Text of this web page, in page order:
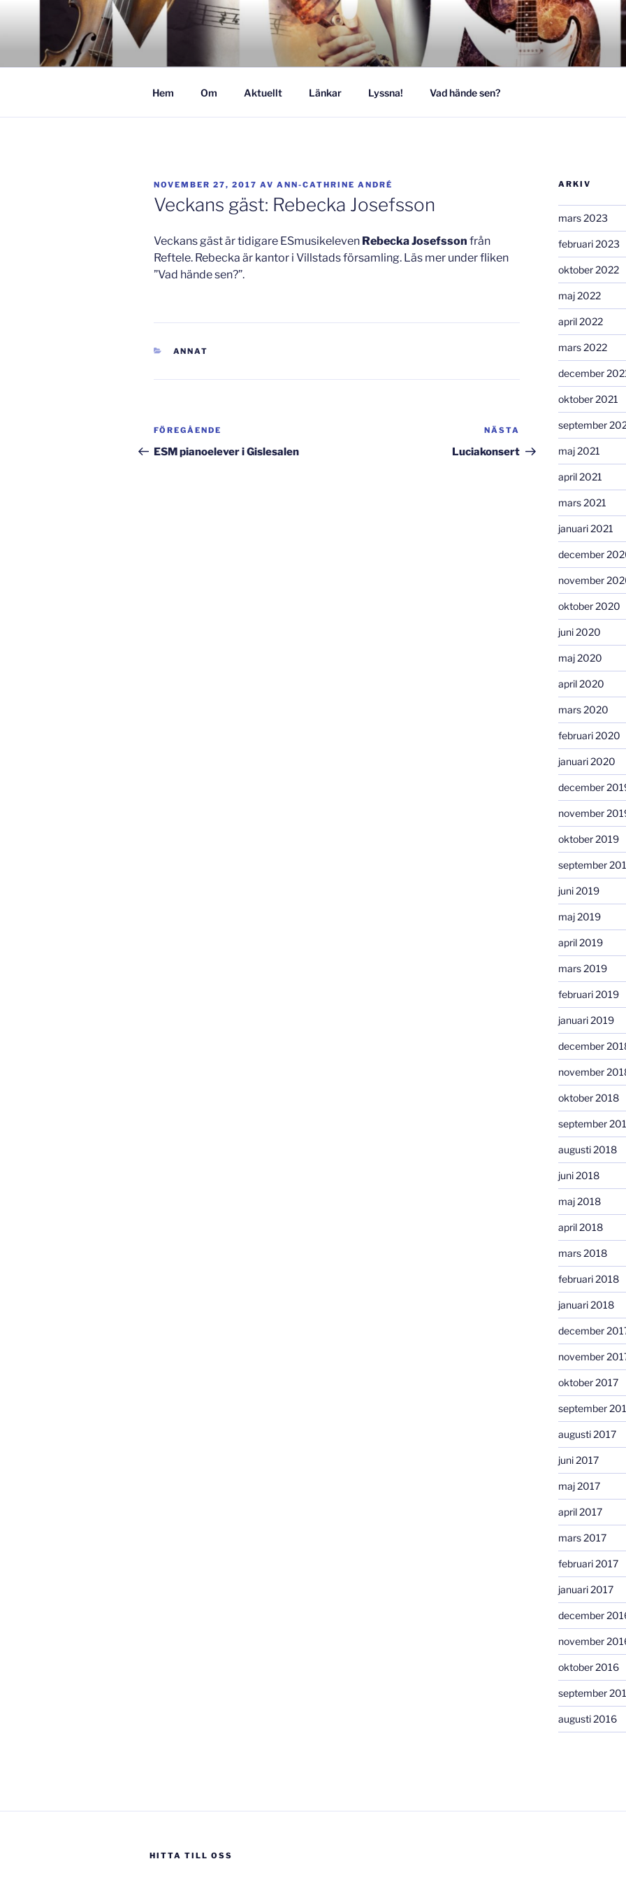
GISLAVEDMUSIKESTET
Hem Om Aktuellt Länkar Lyssna! Vad hände sen?
PUBLICERAT
NOVEMBER 27, 2017 AV ANN-CATHRINE ANDRÉ
Veckans gäst: Rebecka Josefsson
Veckans gäst är tidigare ESmusikeleven Rebecka Josefsson från
Reftele. Rebecka är kantor i Villstads församling. Läs mer under fliken
”Vad hände sen?”.
KATEGORIER
ANNAT
Inläggsnavigering
Föregående
inlägg
FÖREGÅENDE
ESM pianoelever i Gislesalen
inlägg
NÄSTA
Luciakonsert
ARKIV
mars 2023
februari 2023
oktober 2022
maj 2022
april 2022
mars 2022
december
oktober 2021
september
maj 2021
april 2021
mars 2021
januari 2021
december
november
oktober 2020
juni 2020
maj 2020
april 2020
mars 2020
februari 2020
januari 2020
december
november
oktober 2019
september
juni 2019
maj 2019
april 2019
mars 2019
februari 2019
januari 2019
december
november
oktober 2018
september
augusti 2018
juni 2018
maj 2018
april 2018
mars 2018
februari 2018
januari 2018
december
november
oktober 2017
september
augusti 2017
juni 2017
maj 2017
april 2017
mars 2017
februari 2017
januari 2017
december
november
oktober 2016
september
augusti 2016
HITTA TILL OSS